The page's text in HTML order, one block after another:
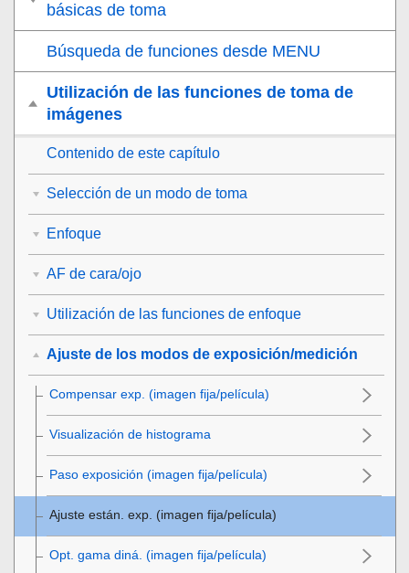
básicas de toma
Búsqueda de funciones desde MENU
Utilización de las funciones de toma de
imágenes
Contenido de este capítulo
Selección de un modo de toma
Enfoque
AF de cara/ojo
Utilización de las funciones de enfoque
Ajuste de los modos de exposición/medición
Compensar exp. (imagen fija/película)
Visualización de histograma
Paso exposición (imagen fija/película)
Ajuste están. exp. (imagen fija/película)
Opt. gama diná. (imagen fija/película)